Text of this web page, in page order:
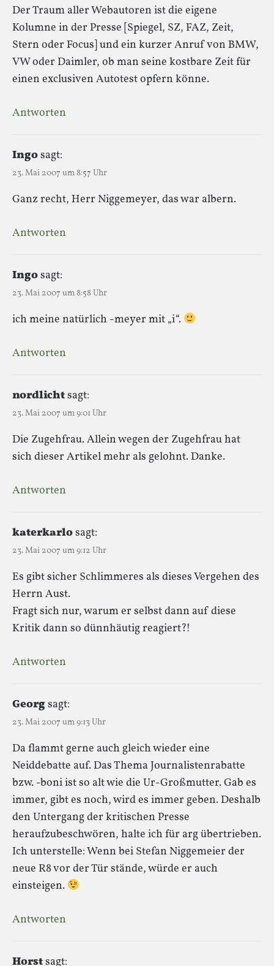
Der Traum aller Webautoren ist die eigene
Kolumne in der Presse [Spiegel, SZ, FAZ, Zeit,
Stern oder Focus] und ein kurzer Anruf von BMW,
VW oder Daimler, ob man seine kostbare Zeit für
einen exclusiven Autotest opfern könne.
Antworten
Ingosagt:
23. Mai 2007 um 8:57 Uhr
Ganz recht, Herr Niggemeyer, das war albern.
Antworten
Ingosagt:
23. Mai 2007 um 8:58 Uhr
ich meine natürlich -meyer mit „i“.
Antworten
nordlichtsagt:
23. Mai 2007 um 9:01 Uhr
Die Zugehfrau. Allein wegen der Zugehfrau hat
sich dieser Artikel mehr als gelohnt. Danke.
Antworten
katerkarlosagt:
23. Mai 2007 um 9:12 Uhr
Es gibt sicher Schlimmeres als dieses Vergehen des
Herrn Aust.
Fragt sich nur, warum er selbst dann auf diese
Kritik dann so dünnhäutig reagiert?!
Antworten
Georgsagt:
23. Mai 2007 um 9:13 Uhr
Da flammt gerne auch gleich wieder eine
Neiddebatte auf. Das Thema Journalistenrabatte
bzw. -boni ist so alt wie die Ur-Großmutter. Gab es
immer, gibt es noch, wird es immer geben. Deshalb
den Untergang der kritischen Presse
heraufzubeschwören, halte ich für arg übertrieben.
Ich unterstelle: Wenn bei Stefan Niggemeier der
neue R8 vor der Tür stände, würde er auch
einsteigen.
Antworten
Horstsagt: